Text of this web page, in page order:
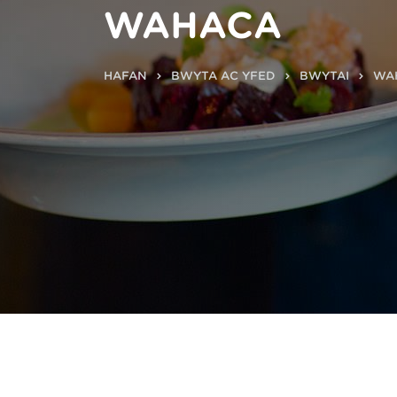
WAHACA
HAFAN BWYTA AC YFED BWYTAI